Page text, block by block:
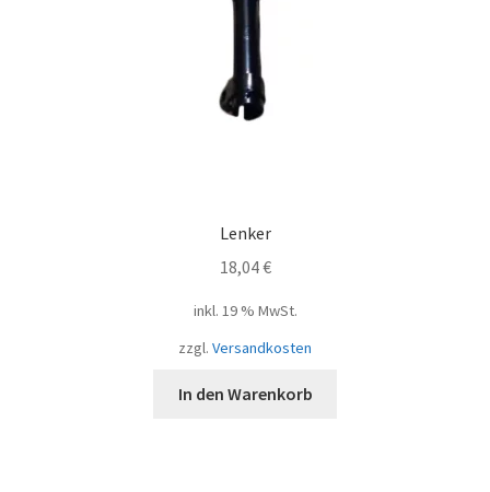
Lenker
18,04€
inkl. 19 % MwSt.
zzgl. Versandkosten
In den Warenkorb